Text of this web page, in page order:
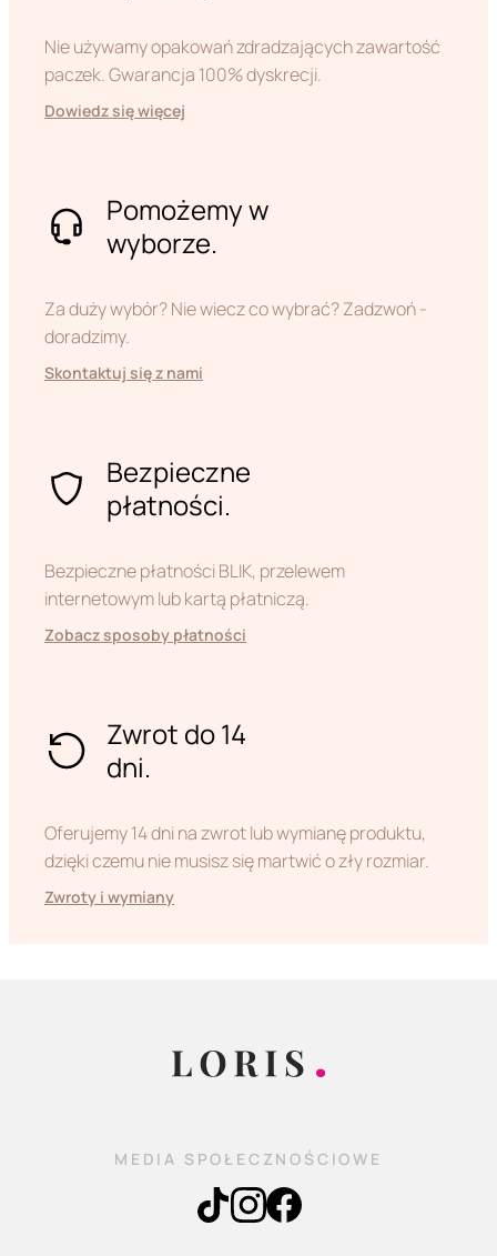
Nie używamy opakowań zdradzających zawartość
paczek. Gwarancja 100% dyskrecji.
Dowiedz się więcej
Pomożemy w
wyborze.
Za duży wybór? Nie wiecz co wybrać? Zadzwoń -
doradzimy.
Skontaktuj się z nami
Bezpieczne
płatności.
Bezpieczne płatności BLIK, przelewem
internetowym lub kartą płatniczą.
Zobacz sposoby płatności
Zwrot do 14
dni.
Oferujemy 14 dni na zwrot lub wymianę produktu,
dzięki czemu nie musisz się martwić o zły rozmiar.
Zwroty i wymiany
MEDIA SPOŁECZNOŚCIOWE